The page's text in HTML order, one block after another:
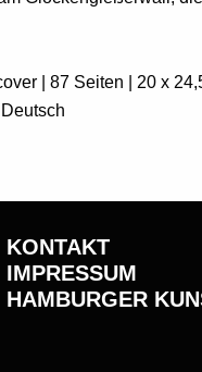
| 87 Seiten | 20 x
KONTAKT
IMPRESSUM
HAMBURGER